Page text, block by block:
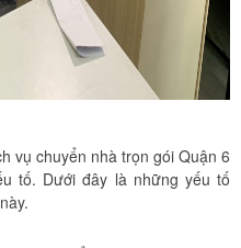
vụ chuyển nhà trọn gói Quận 6
tố. Dưới đây là những yếu tố